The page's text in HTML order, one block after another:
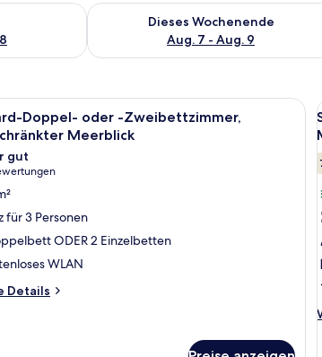
für morgen, Aug. 7 - Aug. 8.
Dieses Wochenende
Aug. 7 - Aug. 9
Überprüfe die Verfügbarkeit für
Sessel und kleinem Tisch mit Buch.Ein modernes Hotelzimmer mit
Doppel- oder -Zweibettzimmer,
Meerblick
10
gut
für 3 Personen
ODER 2 Einzelbetten
WLAN
Details